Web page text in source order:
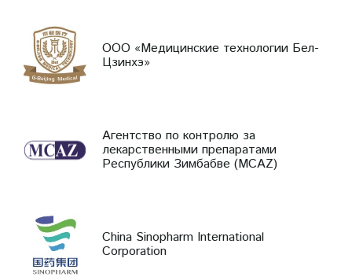
ООО «Медицинские технологии Бел-
Цзинхэ»
Агентство по контролю за
лекарственными препаратами
Республики Зимбабве (MCAZ)
China Sinopharm International
Corporation